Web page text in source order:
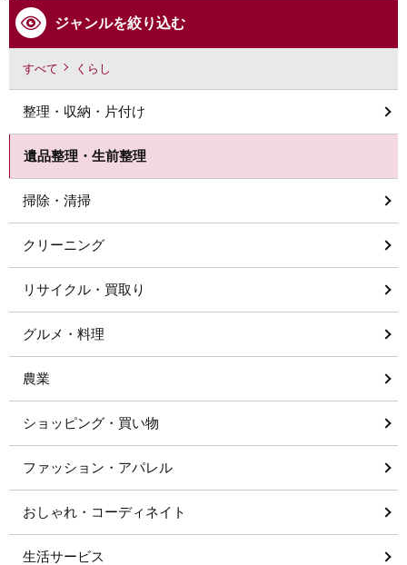
ジャンルを絞り込む
すべて くらし
整理・収納・片付け
遺品整理・生前整理
掃除・清掃
クリーニング
リサイクル・買取り
グルメ・料理
農業
ショッピング・買い物
ファッション・アパレル
おしゃれ・コーディネイト
生活サービス